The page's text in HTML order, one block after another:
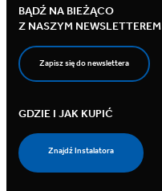
BĄDŹ NA BIEŻĄCO
Z NASZYM NEWSLETTEREM
Zapisz się do newslettera
GDZIE I JAK KUPIĆ
Znajdź Instalatora